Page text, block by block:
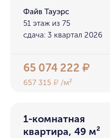
Файв Тауэрс
51 этаж из 75
сдача: 3 квартал 2026
65 074 222₽
657 315₽ /м²
1-комнатная
квартира, 49 м²